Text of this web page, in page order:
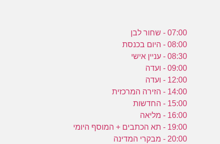
07:00 - שחור לבן
08:00 - היום בכנסת
08:30 - עניין אישי
09:00 - ועדה
12:00 - ועדה
14:00 - הזירה המרכזית
15:00 - החדשות
16:00 - מליאה
19:00 - תא הכתבים + המוסף היומי
20:00 - מבקרי המדינה